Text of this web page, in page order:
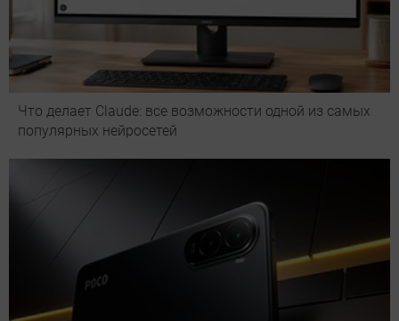
Что делает Сlaude: все возможности одной из самых
популярных нейросетей